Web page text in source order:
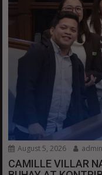
August 5, 2026
CAMILLE VILLAR